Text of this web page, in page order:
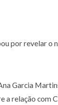
por revelar o
Garcia
a relação com